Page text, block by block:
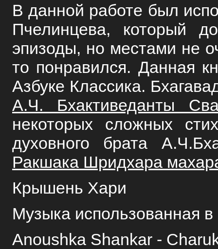
В данной работе был
Пчелинцева, который
эпизоды, но местами не
то понравился. Данная
Азбуке Классика.
А.Ч. Бхактиведанты
некоторых сложных
духовного брата
Ракшака Шридхара
Крышень Хари
Музыка использованная в
Anoushka Shankar -